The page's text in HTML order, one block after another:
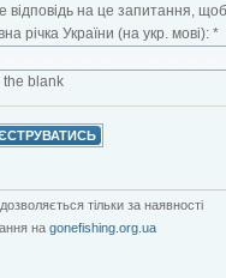
відповідь на це запитання,
річка України (на укр. мові): *
the blank
тільки за наявності
на gonefishing.org.ua